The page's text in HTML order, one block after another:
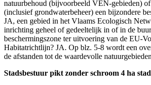
natuurbehoud (bijvoorbeeld VEN-gebieden)
(inclusief grondwaterbeheer) een bijzondere
JA, een gebied in het Vlaams Ecologisch
inrichting geheel of gedeeltelijk in of in de
beschermingszone ter uitvoering van de EU-
Habitatrichtlijn? JA. Op blz. 5-8 wordt een
de afstanden tot de waardevolle
Stadsbestuur pikt zonder schroom 4 ha